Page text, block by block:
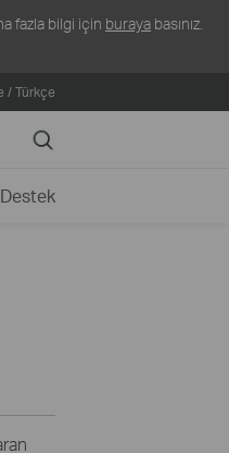
fazla bilgi için buraya basınız.
/ Türkçe
Search
Destek